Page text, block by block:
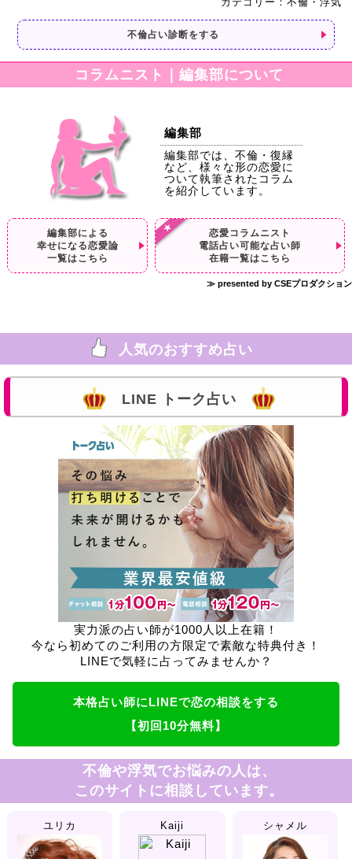
不倫占い診断をする
コラムニスト｜編集部について
編集部
編集部では、不倫・復縁
など、様々な形の恋愛に
ついて執筆されたコラム
を紹介しています。
編集部による
幸せになる恋愛論
一覧はこちら
恋愛コラムニスト
電話占い可能な占い師
在籍一覧はこちら
≫ presented by CSEプロダクション
人気のおすすめ占い
LINE トーク占い
実力派の占い師が1000人以上在籍！
今なら初めてのご利用の方限定で素敵な特典付き！
LINEで気軽に占ってみませんか？
本格占い師にLINEで恋の相談をする
【初回10分無料】
不倫や浮気でお悩みの人は、
このサイトに相談しています。
ユリカ Kaiji シャメル